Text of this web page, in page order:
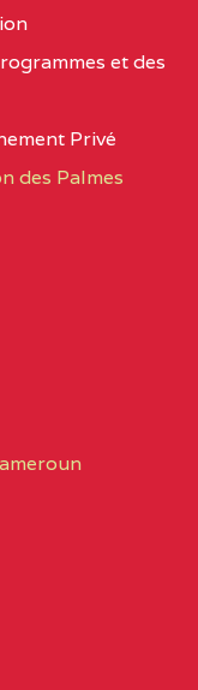
BP
LAIC
et des
Privé
des Palmes